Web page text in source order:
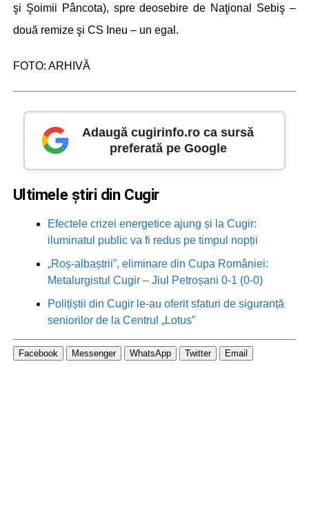
şi Şoimii Pâncota), spre deosebire de Naţional Sebiş –
două remize şi CS Ineu – un egal.
FOTO: ARHIVĂ
Adaugă cugirinfo.ro ca sursă
preferată pe Google
Ultimele știri din Cugir
Efectele crizei energetice ajung și la Cugir:
iluminatul public va fi redus pe timpul nopții
„Roș-albaștrii”, eliminare din Cupa României:
Metalurgistul Cugir – Jiul Petroșani 0-1 (0-0)
Polițiștii din Cugir le-au oferit sfaturi de siguranță
seniorilor de la Centrul „Lotus”
Facebook Messenger WhatsApp Twitter Email